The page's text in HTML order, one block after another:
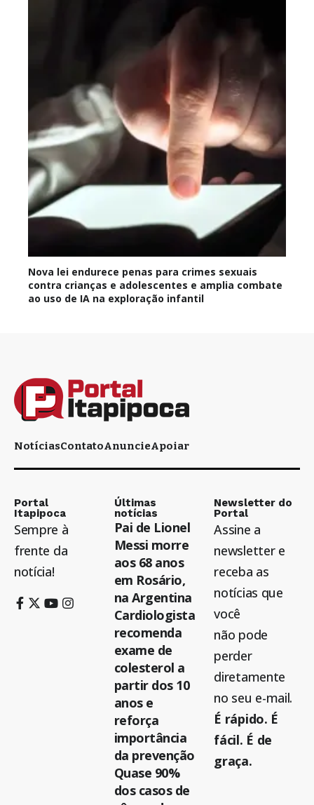
Nova lei endurece penas para crimes sexuais
contra crianças e adolescentes e amplia combate
ao uso de IA na exploração infantil
NotíciasContatoAnuncieApoiar
Portal
Itapipoca
Sempre à
frente da
notícia!
Últimas
notícias
Pai de Lionel
Messi morre
aos 68 anos
em Rosário,
na Argentina
Cardiologista
recomenda
exame de
colesterol a
partir dos 10
anos e
reforça
importância
da prevenção
Quase 90%
dos casos de
Newsletter do
Portal
Assine a
newsletter e
receba as
notícias que
você
não pode
perder
diretamente
no seu e-mail.
É rápido. É
fácil. É de
graça.